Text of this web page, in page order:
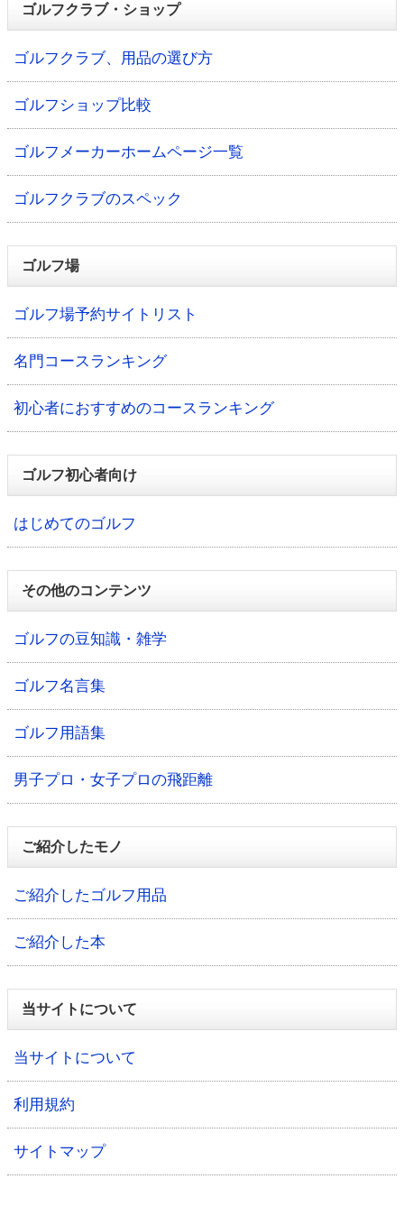
ゴルフクラブ・ショップ
ゴルフクラブ、用品の選び方
ゴルフショップ比較
ゴルフメーカーホームページ一覧
ゴルフクラブのスペック
ゴルフ場
ゴルフ場予約サイトリスト
名門コースランキング
初心者におすすめのコースランキング
ゴルフ初心者向け
はじめてのゴルフ
その他のコンテンツ
ゴルフの豆知識・雑学
ゴルフ名言集
ゴルフ用語集
男子プロ・女子プロの飛距離
ご紹介したモノ
ご紹介したゴルフ用品
ご紹介した本
当サイトについて
当サイトについて
利用規約
サイトマップ